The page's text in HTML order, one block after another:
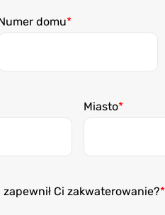
domu
Miasto
Ci zakwaterowanie?